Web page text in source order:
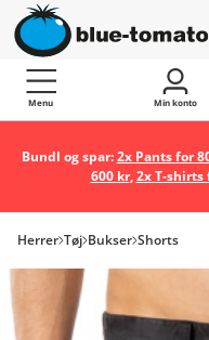
Menu Min konto
Bundl og spar:2x Pants for
600 kr,2x T-shirts
Herrer Tøj Bukser Shorts